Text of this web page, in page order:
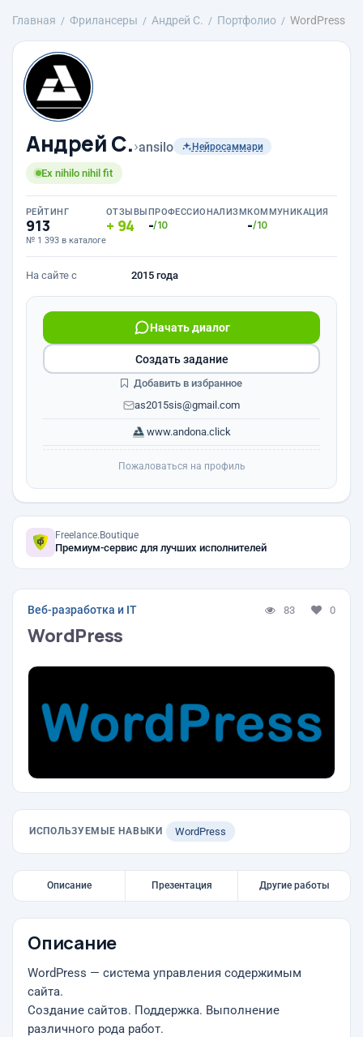
Главная Фрилансеры Андрей С. Портфолио WordPress
Андрей С.›ansilo Нейросаммари
Ex nihilo nihil fit
РЕЙТИНГ
913
№ 1 393 в каталоге
ОТЗЫВЫ
94
ПРОФЕССИОНАЛИЗМ
-/10
КОММУНИКАЦИЯ
-/10
На сайте с 2015 года
Начать диалог
as2015sis@gmail.com
www.andona.click
Создать задание
Добавить в избранное
Пожаловаться на профиль
Freelance.Boutique
Премиум-сервис для лучших исполнителей
Веб-разработка и IT 83 0
WordPress
ИСПОЛЬЗУЕМЫЕ НАВЫКИ WordPress
Описание Презентация Другие работы
Описание
WordPress — система управления содержимым
сайта.
Создание сайтов. Поддержка. Выполнение
различного рода работ.